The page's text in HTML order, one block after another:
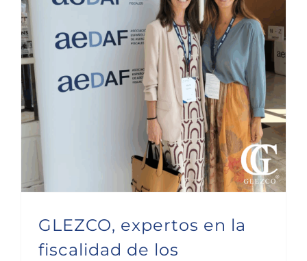
GLEZCO, expertos en la
fiscalidad de los